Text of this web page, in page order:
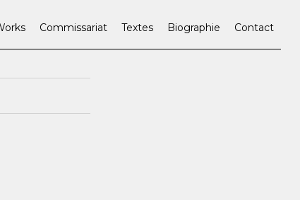
Commissariat Textes Biographie Contact